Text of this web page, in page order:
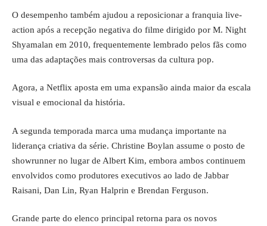
O desempenho também ajudou a reposicionar a franquia live-
action após a recepção negativa do filme dirigido por M. Night
Shyamalan em 2010, frequentemente lembrado pelos fãs como
uma das adaptações mais controversas da cultura pop.
Agora, a Netflix aposta em uma expansão ainda maior da escala
visual e emocional da história.
A segunda temporada marca uma mudança importante na
liderança criativa da série. Christine Boylan assume o posto de
showrunner no lugar de Albert Kim, embora ambos continuem
envolvidos como produtores executivos ao lado de Jabbar
Raisani, Dan Lin, Ryan Halprin e Brendan Ferguson.
Grande parte do elenco principal retorna para os novos